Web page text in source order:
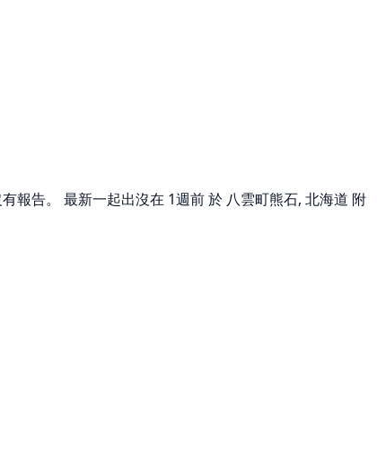
報告。 最新一起出沒在 1週前 於 八雲町熊石, 北海道 附